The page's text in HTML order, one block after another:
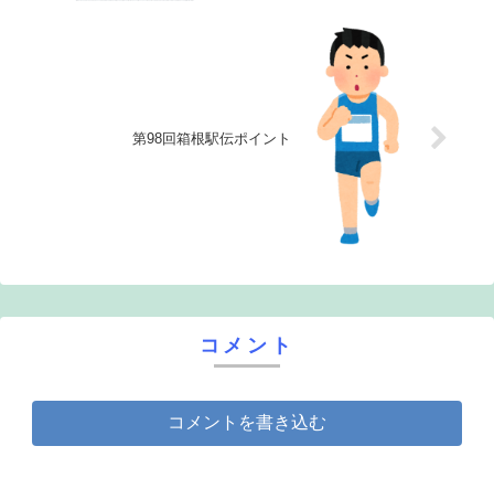
第98回箱根駅伝ポイント
コメント
コメントを書き込む